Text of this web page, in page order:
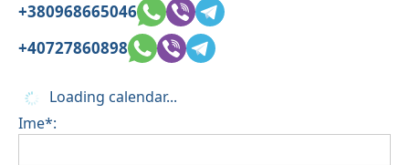
+380968665046
+40727860898
Loading calendar...
Ime*: